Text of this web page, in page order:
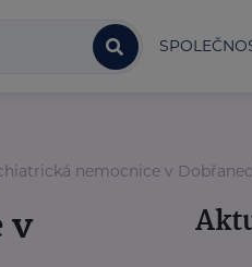
nemocnice v
v